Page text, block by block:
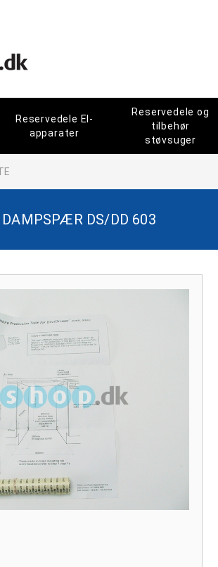
Reservedele El-
apparater
Reservedele og
tilbehør
støvsuger
DAMPSPÆR DS/DD 603